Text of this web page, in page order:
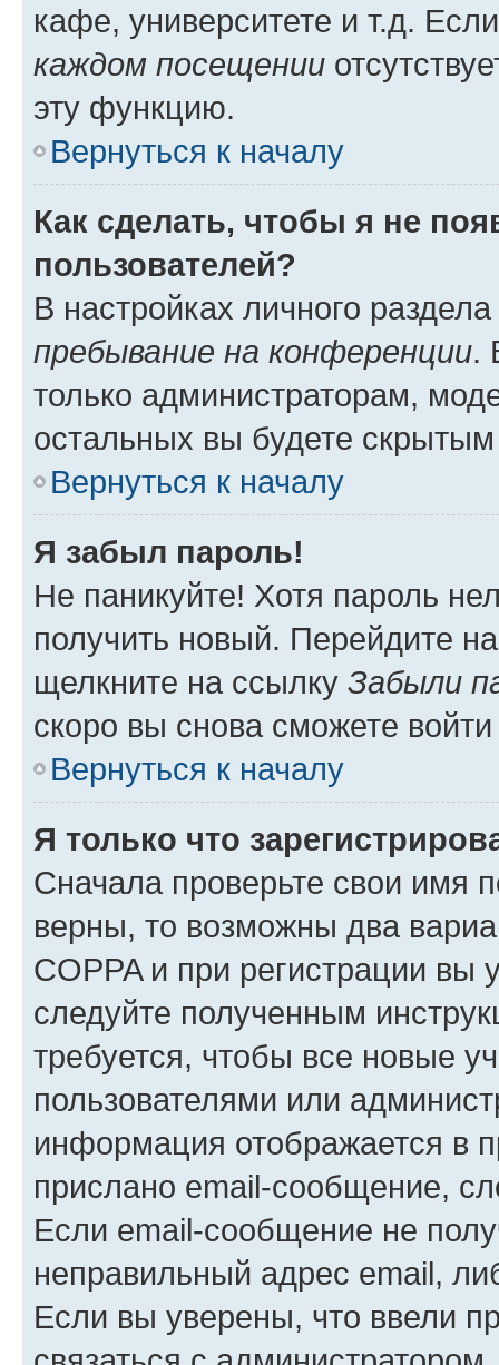
кафе, университете и т.д.
каждом посещении
эту функцию.
Вернуться к началу
Как сделать, чтобы я не
пользователей?
В настройках личного
пребывание на конференции.
только администраторам,
остальных вы будете
Вернуться к началу
Я забыл пароль!
Не паникуйте! Хотя пароль
получить новый. Перейдите
щелкните на ссылку Забыли
скоро вы снова сможете
Вернуться к началу
Я только что
Сначала проверьте свои имя
верны, то возможны два
COPPA и при регистрации вы
следуйте полученным
требуется, чтобы все новые
пользователями или
информация отображается в
прислано email-сообщение,
Если email-сообщение не
неправильный адрес email,
Если вы уверены, что ввели